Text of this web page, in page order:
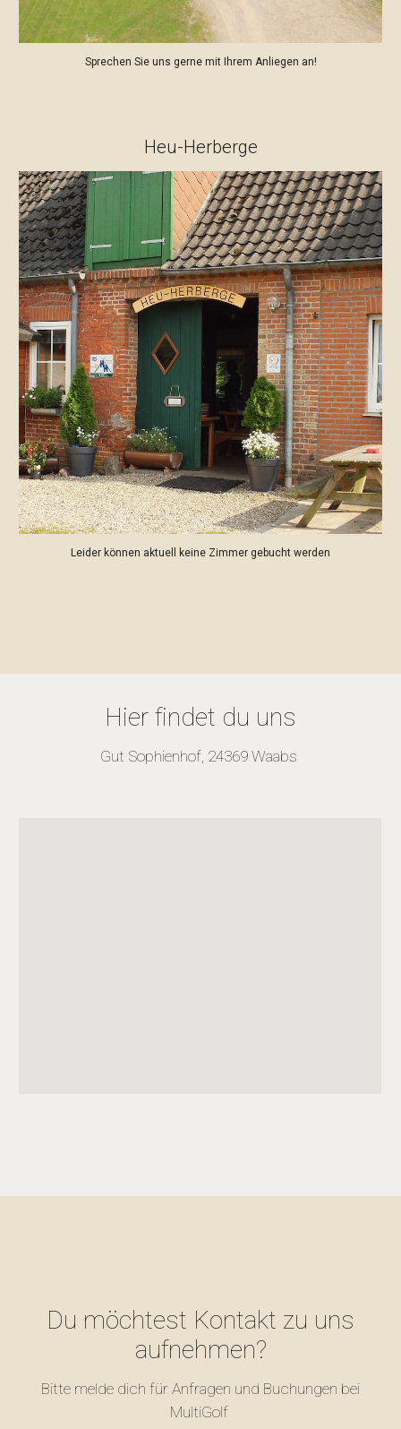
Sprechen Sie uns gerne mit Ihrem Anliegen an!
Heu-Herberge
Leider können aktuell keine Zimmer gebucht werden
Hier findet du uns
Gut Sophienhof, 24369 Waabs
Du möchtest Kontakt zu uns
aufnehmen?
Bitte melde dich für Anfragen und Buchungen bei
MultiGolf